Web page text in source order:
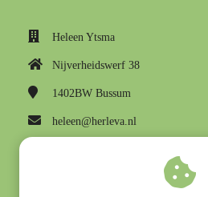
Heleen Ytsma
Nijverheidswerf 38
1402BW Bussum
heleen@herleva.nl
BTW nummer: NL001428071B31